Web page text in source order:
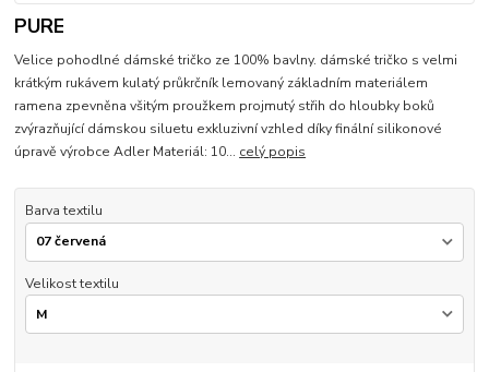
PURE
Velice pohodlné dámské tričko ze 100% bavlny. dámské tričko s velmi
krátkým rukávem kulatý průkrčník lemovaný základním materiálem
ramena zpevněna všitým proužkem projmutý střih do hloubky boků
zvýrazňující dámskou siluetu exkluzivní vzhled díky finální silikonové
úpravě výrobce Adler Materiál: 10... celý popis
Barva textilu
Velikost textilu